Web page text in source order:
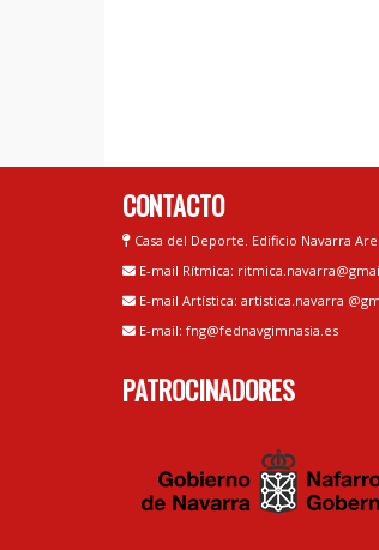
CONTACTO
Casa del Deporte. Edificio Navarra
E-mail Rítmica:
E-mail Artística: artistica.navarra
E-mail: fng@fednavgimnasia.es
PATROCINADORES